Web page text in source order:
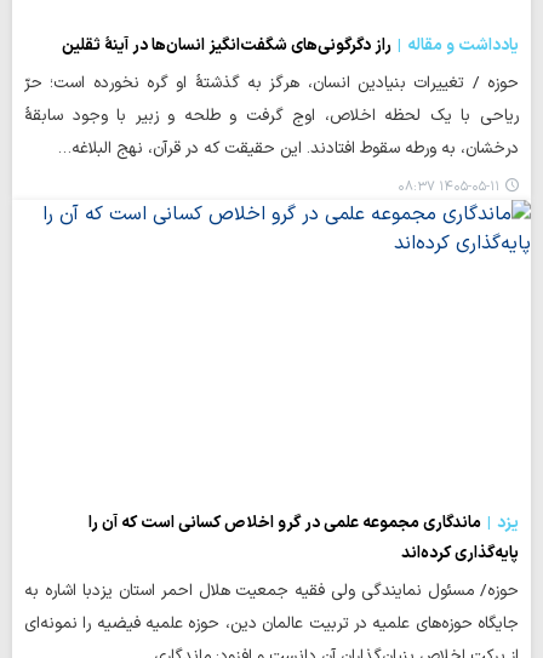
یادداشت و مقاله
راز دگرگونی‌های شگفت‌انگیز انسان‌ها در آینهٔ ثقلین
حوزه / تغییرات بنیادین انسان، هرگز به گذشتهٔ او گره نخورده است؛ حرّ
ریاحی با یک لحظه اخلاص، اوج گرفت و طلحه و زبیر با وجود سابقهٔ
درخشان، به ورطه سقوط افتادند. این حقیقت که در قرآن، نهج البلاغه…
۱۴۰۵-۰۵-۱۱ ۰۸:۳۷
یزد
ماندگاری مجموعه علمی در گرو اخلاص کسانی است که آن را
پایه‌گذاری کرده‌اند
حوزه/ مسئول نمایندگی ولی فقیه جمعیت هلال احمر استان یزدبا اشاره به
جایگاه حوزه‌های علمیه در تربیت عالمان دین، حوزه علمیه فیضیه را نمونه‌ای